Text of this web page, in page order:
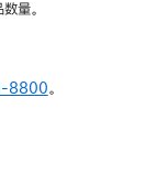
量。
8800。